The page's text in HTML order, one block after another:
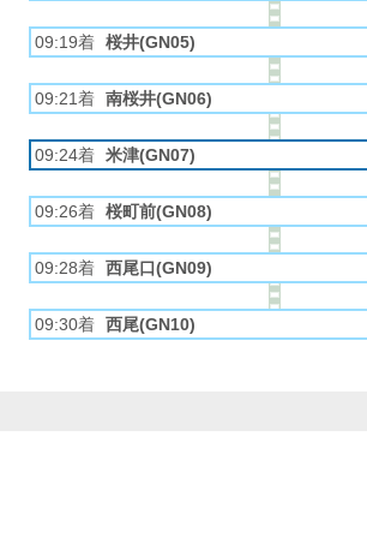
09:19着 桜井(GN05)
09:21着 南桜井(GN06)
09:24着 米津(GN07)
09:26着 桜町前(GN08)
09:28着 西尾口(GN09)
09:30着 西尾(GN10)